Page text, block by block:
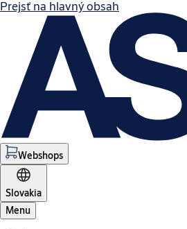
Prejsť na hlavný obsah
Webshops
Slovakia
Menu